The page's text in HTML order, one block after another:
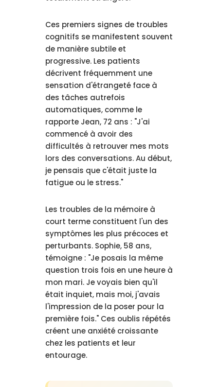
Ces premiers signes de troubles
cognitifs se manifestent souvent
de manière subtile et
progressive. Les patients
décrivent fréquemment une
sensation d'étrangeté face à
des tâches autrefois
automatiques, comme le
rapporte Jean, 72 ans : "J'ai
commencé à avoir des
difficultés à retrouver mes mots
lors des conversations. Au début,
je pensais que c'était juste la
fatigue ou le stress."
Les troubles de la mémoire à
court terme constituent l'un des
symptômes les plus précoces et
perturbants. Sophie, 58 ans,
témoigne : "Je posais la même
question trois fois en une heure à
mon mari. Je voyais bien qu'il
était inquiet, mais moi, j'avais
l'impression de la poser pour la
première fois." Ces oublis répétés
créent une anxiété croissante
chez les patients et leur
entourage.